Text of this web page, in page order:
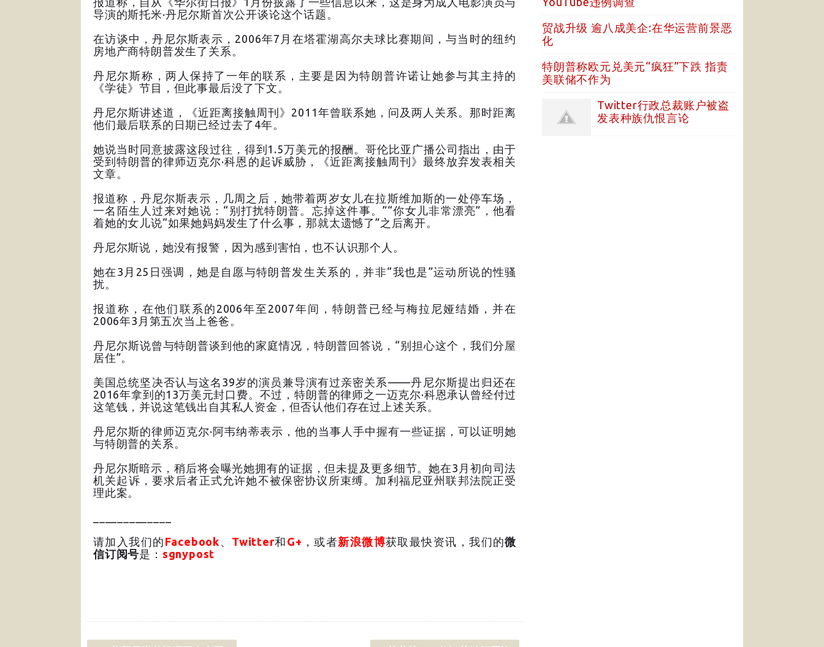
导演的斯托米·丹尼尔斯首次公开谈论这个话题。
在访谈中，丹尼尔斯表示，2006年7月在塔霍湖高尔夫球比赛期间，与当时的纽约
房地产商特朗普发生了关系。
丹尼尔斯称，两人保持了一年的联系，主要是因为特朗普许诺让她参与其主持的
《学徒》节目，但此事最后没了下文。
丹尼尔斯讲述道，《近距离接触周刊》2011年曾联系她，问及两人关系。那时距离
他们最后联系的日期已经过去了4年。
她说当时同意披露这段过往，得到1.5万美元的报酬。哥伦比亚广播公司指出，由于
受到特朗普的律师迈克尔·科恩的起诉威胁，《近距离接触周刊》最终放弃发表相关
文章。
报道称，丹尼尔斯表示，几周之后，她带着两岁女儿在拉斯维加斯的一处停车场，
一名陌生人过来对她说：“别打扰特朗普。忘掉这件事。”“你女儿非常漂亮”，他看
着她的女儿说“如果她妈妈发生了什么事，那就太遗憾了”之后离开。
丹尼尔斯说，她没有报警，因为感到害怕，也不认识那个人。
她在3月25日强调，她是自愿与特朗普发生关系的，并非“我也是”运动所说的性骚
扰。
报道称，在他们联系的2006年至2007年间，特朗普已经与梅拉尼娅结婚，并在
2006年3月第五次当上爸爸。
丹尼尔斯说曾与特朗普谈到他的家庭情况，特朗普回答说，“别担心这个，我们分屋
居住”。
美国总统坚决否认与这名39岁的演员兼导演有过亲密关系——丹尼尔斯提出归还在
2016年拿到的13万美元封口费。不过，特朗普的律师之一迈克尔·科恩承认曾经付过
这笔钱，并说这笔钱出自其私人资金，但否认他们存在过上述关系。
丹尼尔斯的律师迈克尔·阿韦纳蒂表示，他的当事人手中握有一些证据，可以证明她
与特朗普的关系。
丹尼尔斯暗示，稍后将会曝光她拥有的证据，但未提及更多细节。她在3月初向司法
机关起诉，要求后者正式允许她不被保密协议所束缚。加利福尼亚州联邦法院正受
理此案。
请加入我们的 Facebook 、 Twitter和 G+ ，或者新浪微博获取最快资讯，我们的微
信订阅号是： sgnypost
贸战升级 逾八成美企:在华运营前景恶
化
特朗普称欧元兑美元“疯狂”下跌 指责
美联储不作为
Twitter行政总裁账户被盗
发表种族仇恨言论